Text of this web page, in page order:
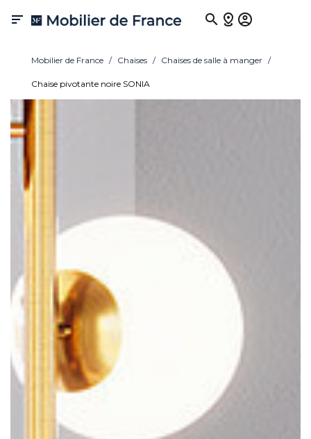

Mobilier de France Chaises Chaises de salle à manger
Chaise pivotante noire SONIA